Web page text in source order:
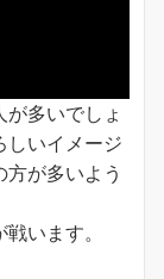
多いでしょ
しいイメージ
が多いよう
います。